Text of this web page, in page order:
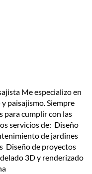
Me especializo en
paisajismo. Siempre
para cumplir con las
servicios de: Diseño
de jardines
Diseño de proyectos
3D y renderizado